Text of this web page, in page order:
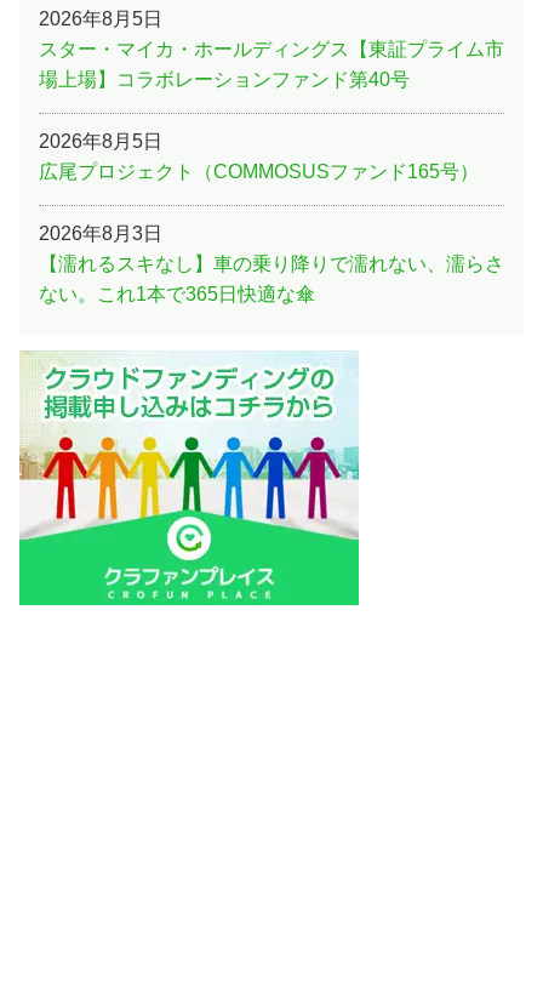
2026年8月5日
スター・マイカ・ホールディングス【東証プライム市
場上場】コラボレーションファンド第40号
2026年8月5日
広尾プロジェクト（COMMOSUSファンド165号）
2026年8月3日
【濡れるスキなし】車の乗り降りで濡れない、濡らさ
ない。これ1本で365日快適な傘